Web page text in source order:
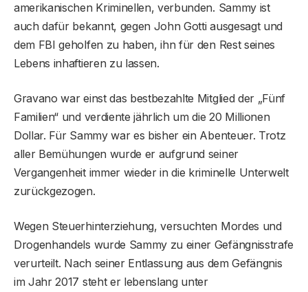
amerikanischen Kriminellen, verbunden. Sammy ist
auch dafür bekannt, gegen John Gotti ausgesagt und
dem FBI geholfen zu haben, ihn für den Rest seines
Lebens inhaftieren zu lassen.
Gravano war einst das bestbezahlte Mitglied der „Fünf
Familien“ und verdiente jährlich um die 20 Millionen
Dollar. Für Sammy war es bisher ein Abenteuer. Trotz
aller Bemühungen wurde er aufgrund seiner
Vergangenheit immer wieder in die kriminelle Unterwelt
zurückgezogen.
Wegen Steuerhinterziehung, versuchten Mordes und
Drogenhandels wurde Sammy zu einer Gefängnisstrafe
verurteilt. Nach seiner Entlassung aus dem Gefängnis
im Jahr 2017 steht er lebenslang unter